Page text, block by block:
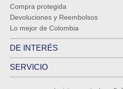
Compra protegida
Devoluciones y Reembolsos
Lo mejor de Colombia
DE INTERÉS
SERVICIO